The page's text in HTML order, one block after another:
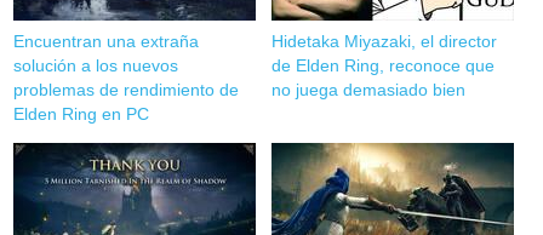
Encuentran una extraña
solución a los nuevos
problemas de rendimiento de
Elden Ring en PC
Hidetaka Miyazaki, el director
de Elden Ring, reconoce que
no juega demasiado bien